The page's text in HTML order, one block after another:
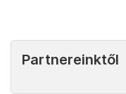
Partnereinktől